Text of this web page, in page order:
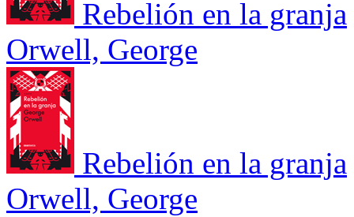
Rebelión en la granja
Orwell, George
Rebelión en la granja
Orwell, George